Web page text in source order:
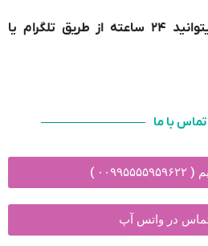
اطلاعات بیشتر و نوبت میتوانید ۲۴ ساعته از طریق تلگرام یا
تماس با ما
)
تماس در واتس آپ